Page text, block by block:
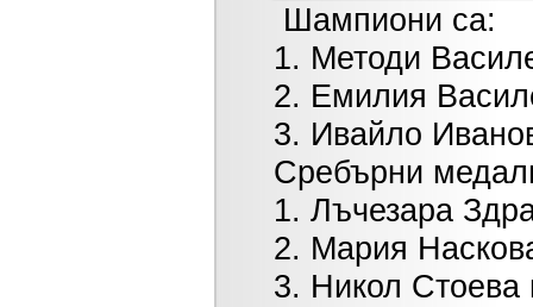
Шампиони са:
1. Методи
2. Емилия
3. Ивайло Иванов
Сребърни
1. Лъчезара
2. Мария Наскова
3. Никол Стоева